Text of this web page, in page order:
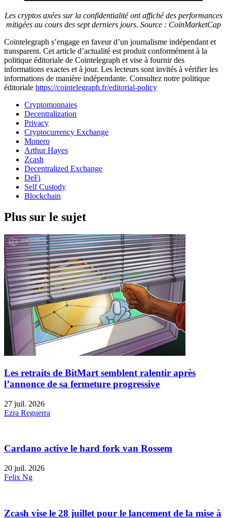
Les cryptos axées sur la confidentialité ont affiché des performances
mitigées au cours des sept derniers jours. Source : CoinMarketCap
Cointelegraph s’engage en faveur d’un journalisme indépendant et
transparent. Cet article d’actualité est produit conformément à la
politique éditoriale de Cointelegraph et vise à fournir des
informations exactes et à jour. Les lecteurs sont invités à vérifier les
informations de manière indépendante. Consultez notre politique
éditoriale https://cointelegraph.fr/editorial-policy
Cryptomonnaies
Decentralization
Privacy
Cryptocurrency Exchange
Monero
Arthur Hayes
Zcash
Decentralized Exchange
DeFi
Self Custody
Blockchain
Plus sur le sujet
Les retraits de BitMart semblent ralentir après
l’annonce de sa fermeture progressive
27 juil. 2026
Ezra Reguerra
Cardano active le hard fork van Rossem
20 juil. 2026
Felix Ng
Zcash vise le 28 juillet pour le lancement de la mise à